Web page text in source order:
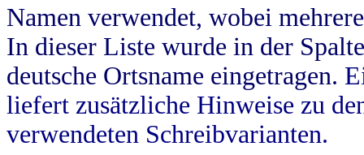
Namen verwendet, wobei
In dieser Liste wurde in der
deutsche Ortsname eingetragen.
liefert zusätzliche Hinweise zu
verwendeten Schreibvarianten.